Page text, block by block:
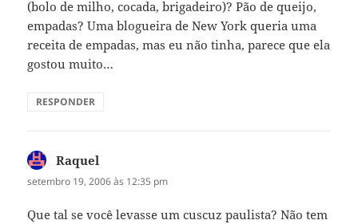
(bolo de milho, cocada, brigadeiro)? Pão de queijo,
empadas? Uma blogueira de New York queria uma
receita de empadas, mas eu não tinha, parece que ela
gostou muito…
RESPONDER
Raquel
setembro 19, 2006 às 12:35 pm
Que tal se você levasse um cuscuz paulista? Não tem